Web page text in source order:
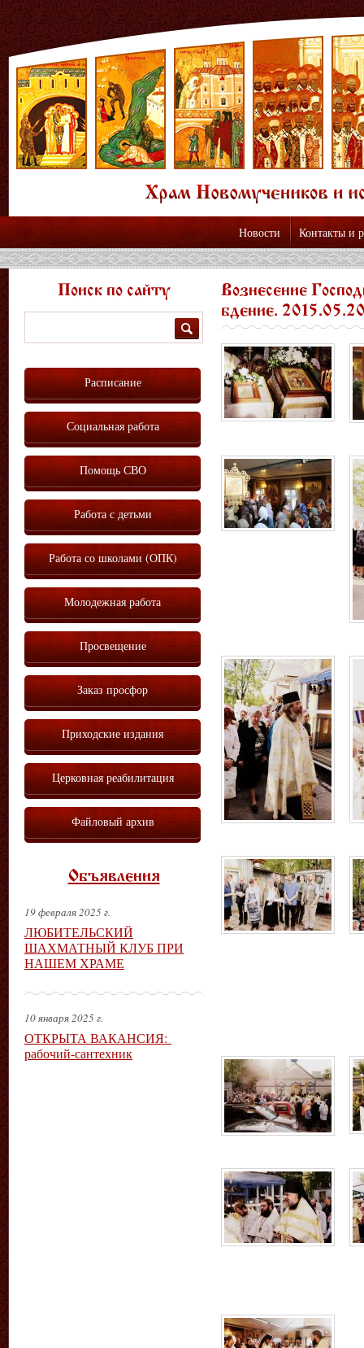
Новости Контакты и
Вознесение
бдение.
Поиск по сайту
Расписание
Социальная работа
Помощь СВО
Работа с детьми
Работа со школами (ОПК)
Молодежная работа
Просвещение
Заказ просфор
Приходские издания
Церковная реабилитация
Файловый архив
Объявления
19 февраля 2025 г.
ЛЮБИТЕЛЬСКИЙ
ШАХМАТНЫЙ КЛУБ ПРИ
НАШЕМ ХРАМЕ
10 января 2025 г.
ОТКРЫТА ВАКАНСИЯ:
рабочий-сантехник